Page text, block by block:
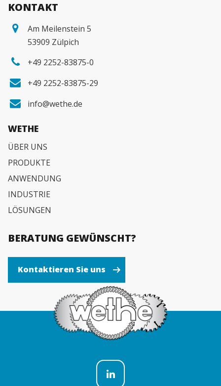
KONTAKT
Am Meilenstein 5
53909 Zülpich
+49 2252-83875-0
+49 2252-83875-29
info@wethe.de
WETHE
ÜBER UNS
PRODUKTE
ANWENDUNG
INDUSTRIE
LÖSUNGEN
BERATUNG GEWÜNSCHT?
Kontaktieren Sie uns